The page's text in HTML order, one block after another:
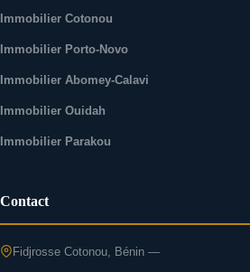
Immobilier Cotonou
Immobilier Porto-Novo
Immobilier Abomey-Calavi
Immobilier Ouidah
Immobilier Parakou
Contact
Fidjrosse Cotonou, Bénin —